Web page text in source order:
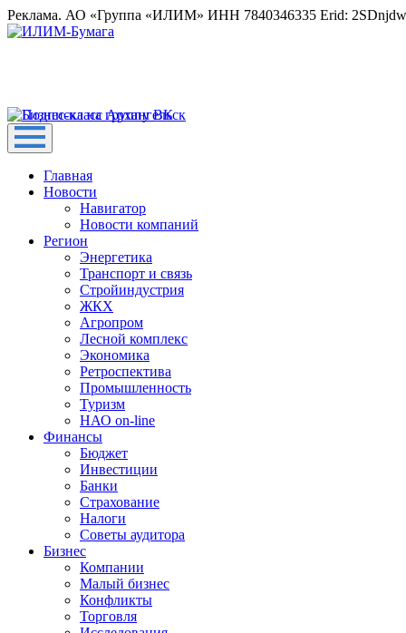
Реклама. АО «Группа «ИЛИМ» ИНН 7840346335 Erid:
Главная
Новости
Навигатор
Новости компаний
Регион
Энергетика
Транспорт и связь
Стройиндустрия
ЖКХ
Агропром
Лесной комплекс
Экономика
Ретроспектива
Промышленность
Туризм
НАО on-line
Финансы
Бюджет
Инвестиции
Банки
Страхование
Налоги
Советы аудитора
Бизнес
Компании
Малый бизнес
Конфликты
Торговля